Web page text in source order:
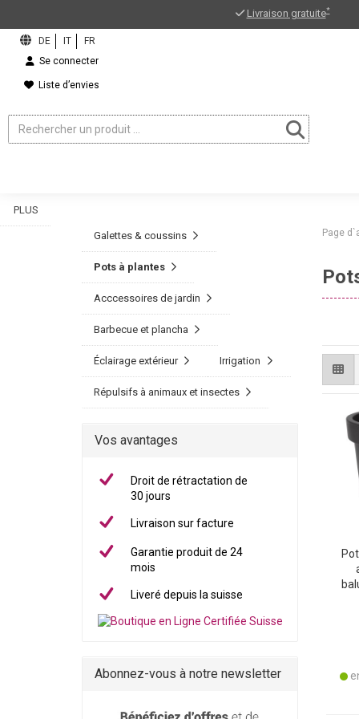
Livraison gratuite*
Se connecter
Liste d’envies
PLUS
Page
Galettes & coussins
Pots à plantes
Acccessoires de jardin
Barbecue et plancha
Éclairage extérieur Irrigation
Répulsifs à animaux et insectes
Vos avantages
Droit de rétractation de
30 jours
Livraison sur facture
Garantie produit de 24
mois
Liveré depuis la suisse
Abonnez-vous à notre newsletter